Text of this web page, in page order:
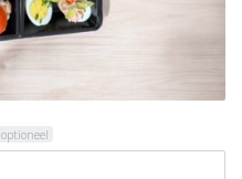
optioneel